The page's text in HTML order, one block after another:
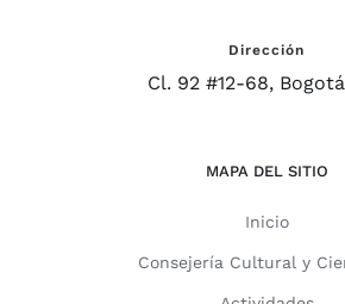
Dirección
Cl. 92 #12-68, Bogotá
MAPA DEL SITIO
Inicio
Consejería Cultural y